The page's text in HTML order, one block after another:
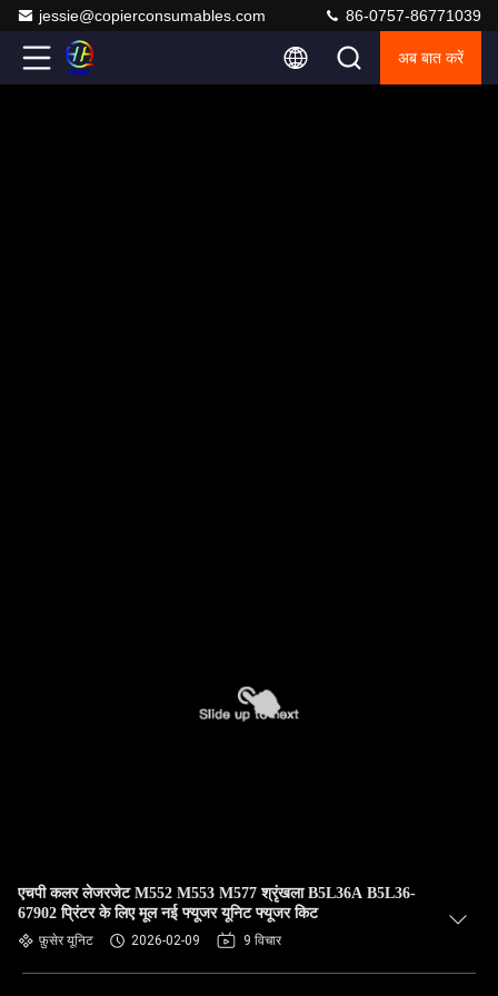
jessie@copierconsumables.com 86-0757-86771039
अब बात करें
एचपी कलर लेजरजेट M552 M553 M577 श्रृंखला B5L36A B5L36-
67902 प्रिंटर के लिए मूल नई फ्यूजर यूनिट फ्यूजर किट
फ़ुसेर यूनिट 2026-02-09 9 विचार